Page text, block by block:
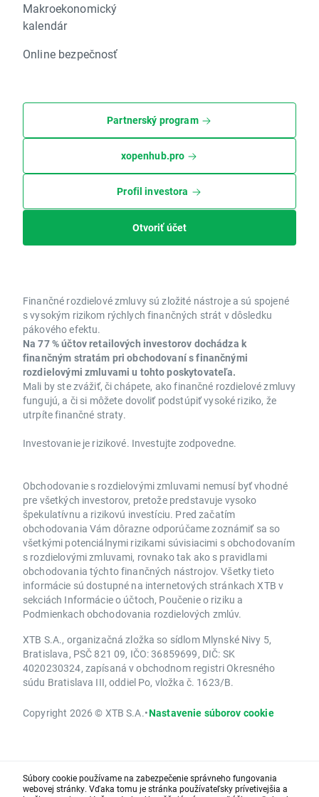
Makroekonomický
kalendár
Online bezpečnosť
Partnerský program
xopenhub.pro
Profil investora
Otvoriť účet
Finančné rozdielové zmluvy sú zložité nástroje a sú spojené
s vysokým rizikom rýchlych finančných strát v dôsledku
pákového efektu.
Na 77 % účtov retailových investorov dochádza k
finančným stratám pri obchodovaní s finančnými
rozdielovými zmluvami u tohto poskytovateľa.
Mali by ste zvážiť, či chápete, ako finančné rozdielové zmluvy
fungujú, a či si môžete dovoliť podstúpiť vysoké riziko, že
utrpíte finančné straty.
Investovanie je rizikové. Investujte zodpovedne.
Obchodovanie s rozdielovými zmluvami nemusí byť vhodné
pre všetkých investorov, pretože predstavuje vysoko
špekulatívnu a rizikovú investíciu. Pred začatím
obchodovania Vám dôrazne odporúčame zoznámiť sa so
všetkými potenciálnymi rizikami súvisiacimi s obchodovaním
s rozdielovými zmluvami, rovnako tak ako s pravidlami
obchodovania týchto finančných nástrojov. Všetky tieto
informácie sú dostupné na internetových stránkach XTB v
sekciách Informácie o účtoch, Poučenie o riziku a
Podmienkach obchodovania rozdielových zmlúv.
XTB S.A., organizačná zložka so sídlom Mlynské Nivy 5,
Bratislava, PSČ 821 09, IČO: 36859699, DIČ: SK
4020230324, zapísaná v obchodnom registri Okresného
súdu Bratislava III, oddiel Po, vložka č. 1623/B.
Copyright 2026 © XTB S.A.•Nastavenie súborov cookie
Súbory cookie používame na zabezpečenie správneho fungovania
webovej stránky. Vďaka tomu je stránka používateľsky prívetivejšia a